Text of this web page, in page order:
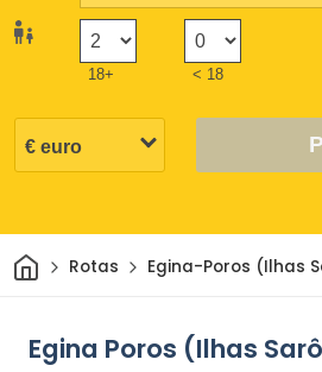
18+ < 18
CasaRotas Egina-Poros (Ilhas
Egina Poros (Ilhas